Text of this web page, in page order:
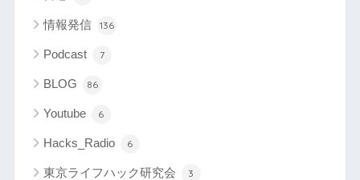
情報発信 136
Podcast 7
BLOG 86
Youtube 6
Hacks_Radio 6
東京ライフハック研究会 3